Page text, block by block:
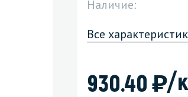
Наличие:
Все
930.40)/